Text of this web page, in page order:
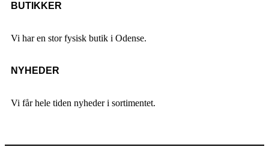
BUTIKKER
Vi har en stor fysisk butik i Odense.
NYHEDER
Vi får hele tiden nyheder i sortimentet.